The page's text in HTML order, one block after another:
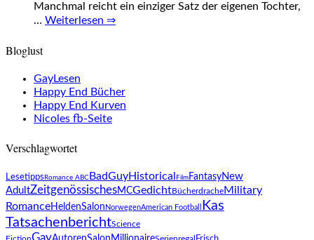
Manchmal reicht ein einziger Satz der eigenen Tochter,
… Weiterlesen ⇒
Bloglust
GayLesen
Happy End Bücher
Happy End Kurven
Nicoles fb-Seite
Verschlagwortet
Lesetipps Romance ABC BadGuyHistorical Film FantasyNew
AdultZeitgenössischesMCGedichtBücherdracheMilitary
RomanceHeldenSalon NorwegenAmerican Football
Kas
TatsachenberichtScience